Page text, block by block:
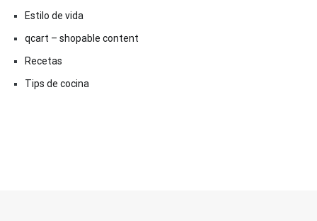
Estilo de vida
qcart – shopable content
Recetas
Tips de cocina